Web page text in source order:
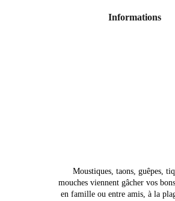
Informations
Moustiques, taons, guêpes,
mouches viennent gâcher vos
en famille ou entre amis, à la